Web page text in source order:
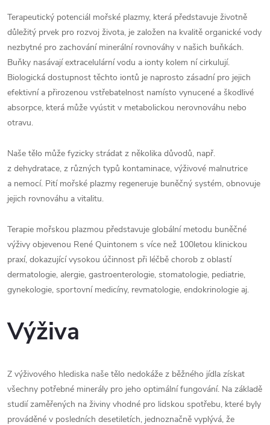
Terapeutický potenciál mořské plazmy, která představuje životně
důležitý prvek pro rozvoj života, je založen na kvalitě organické vody
nezbytné pro zachování minerální rovnováhy v našich buňkách.
Buňky nasávají extracelulární vodu a ionty kolem ní cirkulují.
Biologická dostupnost těchto iontů je naprosto zásadní pro jejich
efektivní a přirozenou vstřebatelnost namísto vynucené a škodlivé
absorpce, která může vyústit v metabolickou nerovnováhu nebo
otravu.
Naše tělo může fyzicky strádat z několika důvodů, např.
z dehydratace, z různých typů kontaminace, výživové malnutrice
a nemocí. Pití mořské plazmy regeneruje buněčný systém, obnovuje
jejich rovnováhu a vitalitu.
Terapie mořskou plazmou představuje globální metodu buněčné
výživy objevenou René Quintonem s více než 100letou klinickou
praxí, dokazující vysokou účinnost při léčbě chorob z oblastí
dermatologie, alergie, gastroenterologie, stomatologie, pediatrie,
gynekologie, sportovní medicíny, revmatologie, endokrinologie aj.
Výživa
Z výživového hlediska naše tělo nedokáže z běžného jídla získat
všechny potřebné minerály pro jeho optimální fungování. Na základě
studií zaměřených na živiny vhodné pro lidskou spotřebu, které byly
prováděné v posledních desetiletích, jednoznačně vyplývá, že